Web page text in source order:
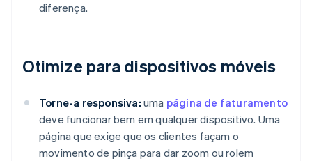
diferença.
Otimize para dispositivos móveis
Torne-a responsiva: uma página de faturamento
deve funcionar bem em qualquer dispositivo. Uma
página que exige que os clientes façam o
movimento de pinça para dar zoom ou rolem